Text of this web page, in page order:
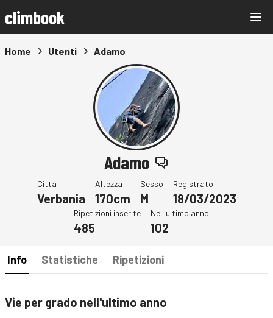
climbook
Home Utenti Adamo
Adamo
Città
Verbania
Altezza
170cm
Sesso
M
Registrato
18/03/2023
Ripetizioni inserite
485
Nell'ultimo anno
102
Info Statistiche Ripetizioni
Vie per grado nell'ultimo anno